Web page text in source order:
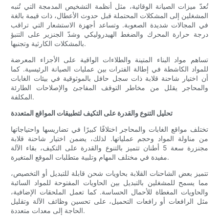
تُعدّ ميزات الصيانة الوقائية، مثل أنظمة التشخيص المدمجة التي تُنبه
المشغلين إلى المشكلات المحتملة قبل حدوث الأعطال، ذات قيمة بالغة
في المجالات شديدة الصعوبة. وتساعد أجهزة الاستشعار التي تراقب
درجة حرارة المحرك والضغط الهيدروليكي وشدّ الجنزير على التنبؤ
بالمشكلات الكارثية وتجنبها.
تساهم مواد البناء المتينة والطلاءات الواقية على الأجزاء المعرضة
للمواد الكاشطة في إطالة الفترات بين عمليات الصيانة الرئيسية. كما
أن اختيار شاحنة قلابة ذات سجل حافل بالموثوقية في بيئات الغابات
والمحاجر يقلل من مخاطر التوقف المفاجئ والإصلاحات الطارئة
المكلفة.
تحليل التنوع والقدرة على التكيف لتطبيقات المواقع المتعددة
تختلف مواقع الغابات والمحاجر اختلافًا كبيرًا في تضاريسها واحتياجاتها
من مناولة المواد وحجم عملياتها. لذلك، يضمن اختيار شاحنة قلابة
مجنزرة سعة 5 أطنان تتميز بالتنوع والقدرة على التكيف، بقاء الآلة
مفيدة في مختلف المهام وتلبية متطلبات الموقع المتغيرة.
تتميز بعض الشاحنات القلابة بحاويات شحن قابلة للتبديل أو التخصيص،
مما يسمح للمشغلين بالتبديل بين الحاويات المفتوحة للمواد السائبة
والحاويات المغطاة للأحمال الحساسة. كما تعمل الملحقات الإضافية،
مثل الرافعات أو رافعات التحميل، على تحسين وظائف الآلة وتقليل
الحاجة إلى معدات متعددة.